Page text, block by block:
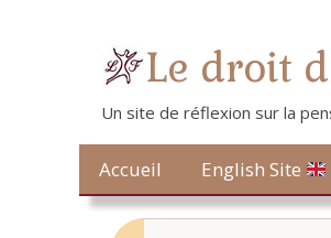
Le droit
Un site de réflexion sur la
Contact
Accueil English Site